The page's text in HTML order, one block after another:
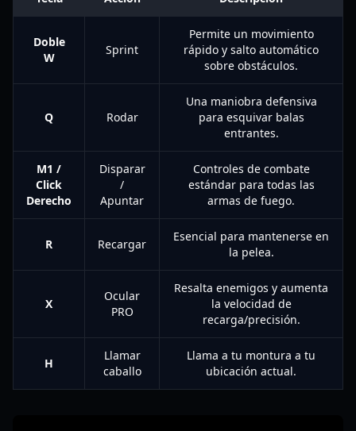
Doble
W
Sprint
Permite un movimiento
rápido y salto automático
sobre obstáculos.
Q Rodar
Una maniobra defensiva
para esquivar balas
entrantes.
M1 /
Click
Derecho
Disparar
/
Apuntar
Controles de combate
estándar para todas las
armas de fuego.
R Recargar
Esencial para mantenerse en
la pelea.
X
Ocular
PRO
Resalta enemigos y aumenta
la velocidad de
recarga/precisión.
H
Llamar
caballo
Llama a tu montura a tu
ubicación actual.